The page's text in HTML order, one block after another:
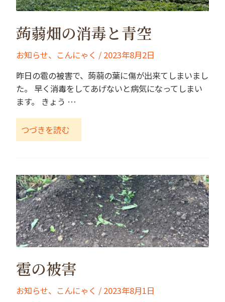
蒟蒻畑の消毒と青空
お知らせ、 こんにゃく / 2023年8月2日
昨日の雹の被害で、蒟蒻の葉に傷が出来てしまいまし
た。 早く消毒をしてあげないと病気になってしまい
ます。 きょう …
つづきを読む
雹の被害
お知らせ、 こんにゃく / 2023年8月1日